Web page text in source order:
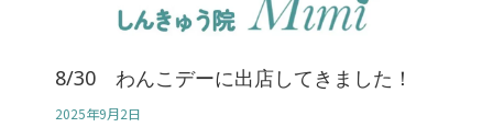
8/30 わんこデーに出店してきました！
2025年9月2日